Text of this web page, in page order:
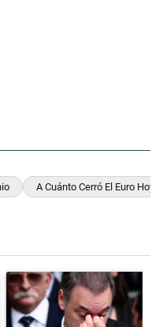
A Cuánto Cerró El Euro Hoy
"Jorge Gorini, el juez
Un artículo de tendencia con